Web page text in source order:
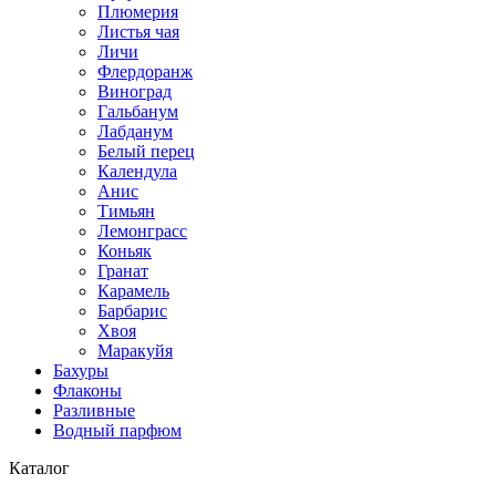
Плюмерия
Листья чая
Личи
Флердоранж
Виноград
Гальбанум
Лабданум
Белый перец
Календула
Анис
Тимьян
Лемонграсс
Коньяк
Гранат
Карамель
Барбарис
Хвоя
Маракуйя
Бахуры
Флаконы
Разливные
Водный парфюм
Каталог